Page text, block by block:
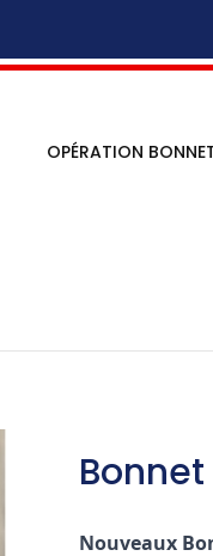
OPÉRATION
Nouveaux